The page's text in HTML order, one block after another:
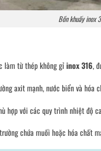
Bồn khuấy inox
làm từ thép không gỉinox 316,
axit mạnh, nước biển và hóa
hợp với các quy trình nhiệt độ
chứa muối hoặc hóa chất